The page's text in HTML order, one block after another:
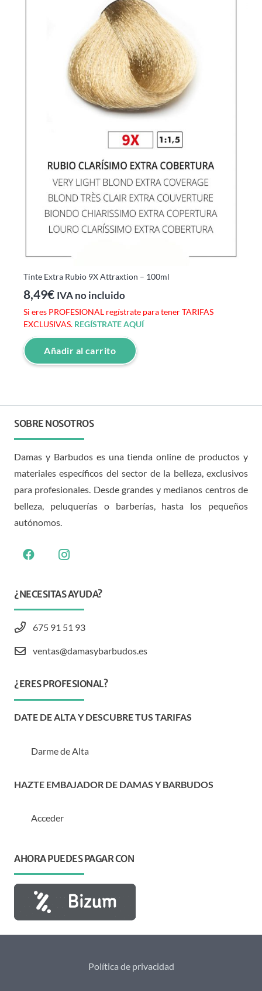
Tinte Extra Rubio 9X Attraxtion – 100ml
8,49€ IVA no incluido
Si eres PROFESIONAL regístrate para tener TARIFAS
EXCLUSIVAS. REGÍSTRATE AQUÍ
Añadir al carrito
SOBRE NOSOTROS
Damas y Barbudos es una tienda online de productos y
materiales específicos del sector de la belleza, exclusivos
para profesionales. Desde grandes y medianos centros de
belleza, peluquerías o barberías, hasta los pequeños
autónomos.
¿NECESITAS AYUDA?
675 91 51 93
ventas@damasybarbudos.es
¿ERES PROFESIONAL?
DATE DE ALTA Y DESCUBRE TUS TARIFAS
Darme de Alta
HAZTE EMBAJADOR DE DAMAS Y BARBUDOS
Acceder
AHORA PUEDES PAGAR CON
Política de privacidad